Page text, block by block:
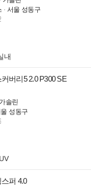
서울 성동구
내
버리5 2.0 P300 SE
가솔린
성동구
퍼 4.0